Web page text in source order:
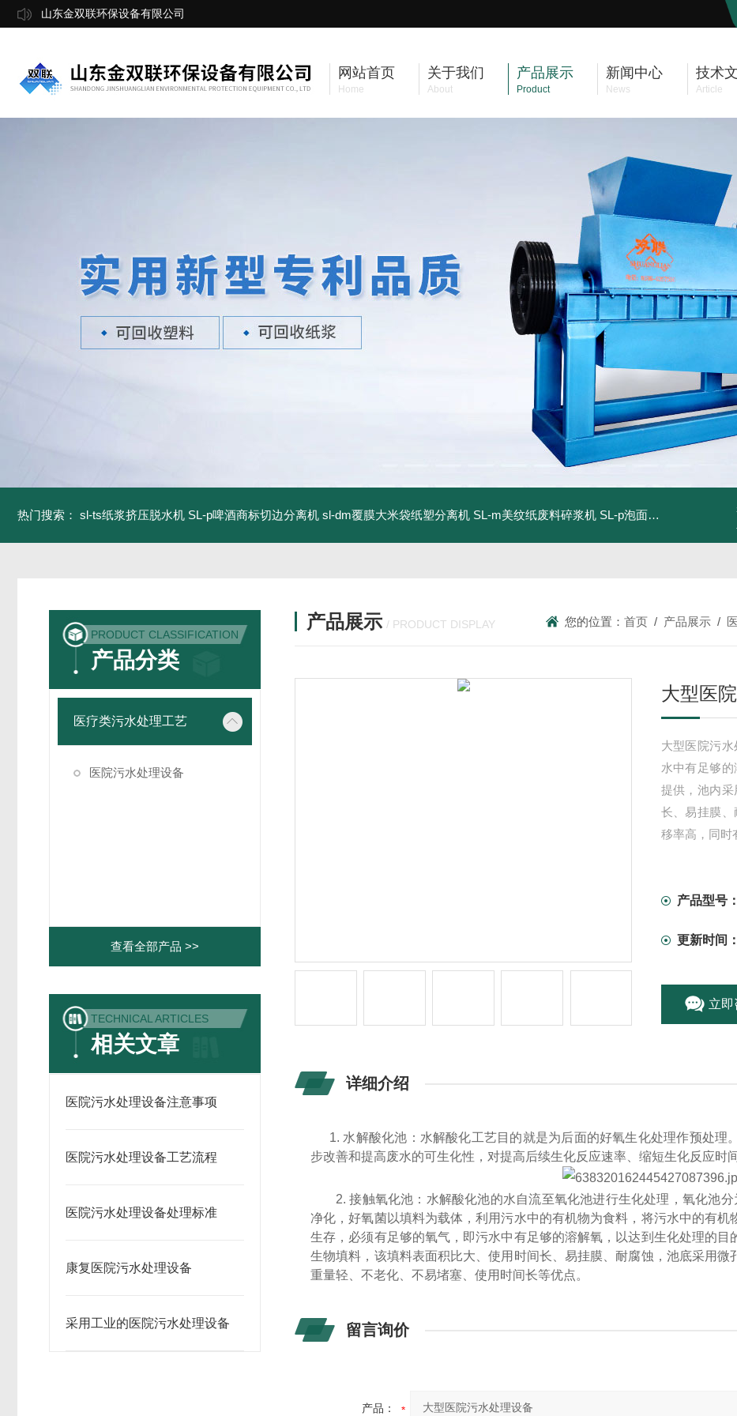
山东金双联环保设备有限公司
网站首页
Home
关于我们
About
产品展示
Product
新闻中心
News
技术
Article
热门搜索： sl-ts纸浆挤压脱水机 SL-p啤酒商标切边分离机 sl-dm覆膜大米袋纸塑分离机 SL-m美纹纸废料碎浆机 SL-p泡面盖纸塑分离机
PRODUCT CLASSIFICATION
产品分类
医疗类污水处理工艺
医院污水处理设备
查看全部产品 >>
TECHNICAL ARTICLES
相关文章
医院污水处理设备注意事项
医院污水处理设备工艺流程
医院污水处理设备处理标准
康复医院污水处理设备
采用工业的医院污水处理设备
产品展示 / PRODUCT DISPLAY 您的位置：首页 / 产品展示 /
大型医
大型医院污
水中有足够
提供，池内
长、易挂膜
移率高，同时
产品型号：
更新时间：
立即
详细介绍
1. 水解酸化池： 水解酸化工艺目的就是为后面的好氧生化处理作预处理
步改善和提高废水的可生化性，对提高后续生化反应速率、缩短生化反应时
2. 接触氧化池： 水解酸化池的水自流至氧化池进行生化处理，氧化池
净化，好氧菌以填料为载体，利用污水中的有机物为食料，将污水中的有机
生存，必须有足够的氧气，即污水中有足够的溶解氧，以达到生化处理的目
生物填料，该填料表面积比大、使用时间长、易挂膜、耐腐蚀，池底采用微
重量轻、不老化、不易堵塞、使用时间长等优点。
留言询价
产品：